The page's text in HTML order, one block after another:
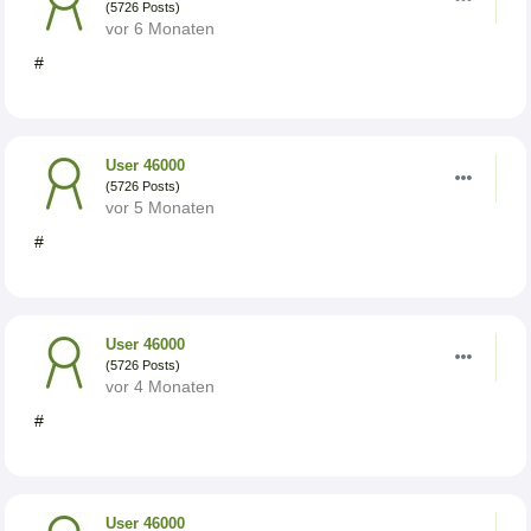
(5726 Posts)
vor 6 Monaten
#
User 46000
(5726 Posts)
vor 5 Monaten
#
User 46000
(5726 Posts)
vor 4 Monaten
#
User 46000